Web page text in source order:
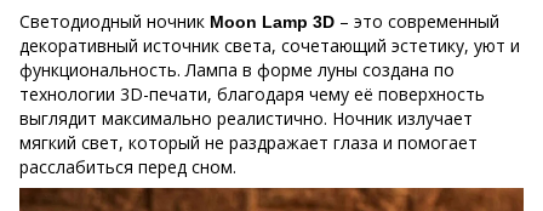
Светодиодный ночник Moon Lamp 3D – это современный
декоративный источник света, сочетающий эстетику, уют и
функциональность. Лампа в форме луны создана по
технологии 3D-печати, благодаря чему её поверхность
выглядит максимально реалистично. Ночник излучает
мягкий свет, который не раздражает глаза и помогает
расслабиться перед сном.